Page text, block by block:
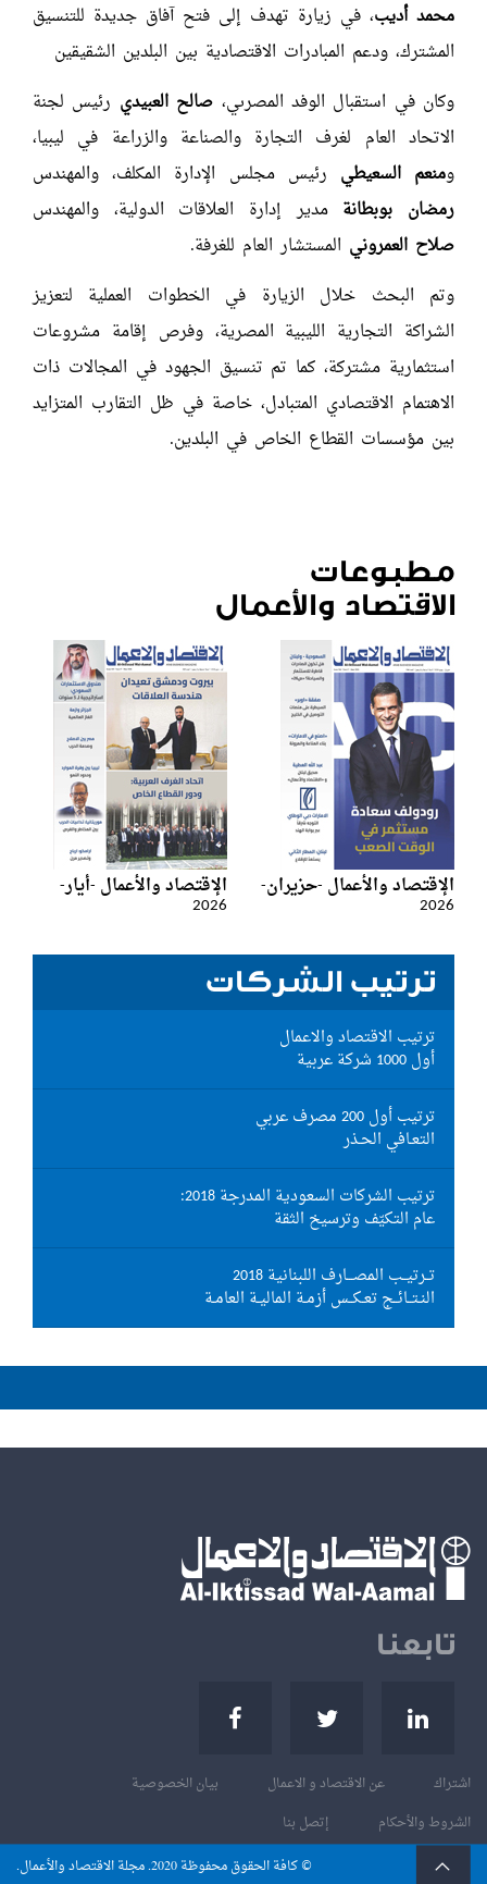
محمد أديب، في زيارة تهدف إلى فتح آفاق جديدة للتنسيق
المشترك، ودعم المبادرات الاقتصادية بين البلدين الشقيقين
وكان في استقبال الوفد المصرىي، صالح العبيدي رئيس لجنة
الاتحاد العام لغرف التجارة والصناعة والزراعة في ليبيا،
ومنعم السعيطي رئيس مجلس الإدارة المكلف، والمهندس
رمضان بوبطانة مدير إدارة العلاقات الدولية، والمهندس
صلاح العمروني المستشار العام للغرفة.
وتم البحث خلال الزيارة في الخطوات العملية لتعزيز
الشراكة التجارية الليبية المصرية، وفرص إقامة مشروعات
استثمارية مشتركة، كما تم تنسيق الجهود في المجالات ذات
الاهتمام الاقتصادي المتبادل، خاصة في ظل التقارب المتزايد
بين مؤسسات القطاع الخاص في البلدين.
مطبوعات
الاقتصاد والأعمال
الإقتصاد والأعمال -حزيران-
2026
الإقتصاد والأعمال -أيار-
2026
ترتيب الشركات
ترتيب الاقتصاد والاعمال
أول 1000 شركة عربية
ترتيب أول 200 مصرف عربي
التعـافي الحـذر
ترتيب الشركات السعودية المدرجة 2018:
عام التكيّف وترسيخ الثقة
تــرتيــب المصـــارف اللبنانية 2018
النـتــائــج تعـكــس أزمـة الماليـة العامـة
تابعنا
اشتراك عن الاقتصاد و الاعمال
بيان الخصوصية
الشروط والأحكام
إتصل بنا
© كافة الحقوق محفوظة 2020. مجلة الاقتصاد والأعمال.